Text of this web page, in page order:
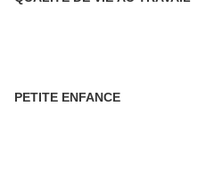
PETITE ENFANCE